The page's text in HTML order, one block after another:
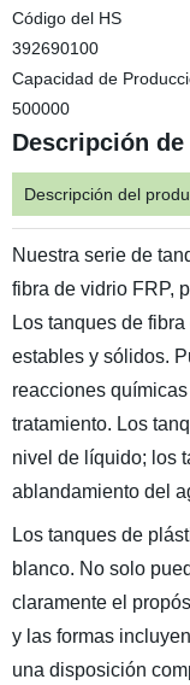
Código del HS
392690100
Capacidad de
500000
Descripción
Descripción del
Nuestra serie de
fibra de vidrio FRP,
Los tanques de
estables y sólidos.
reacciones
tratamiento. Los
nivel de líquido; los
ablandamiento del
Los tanques de
blanco. No solo
claramente el
y las formas
una disposición